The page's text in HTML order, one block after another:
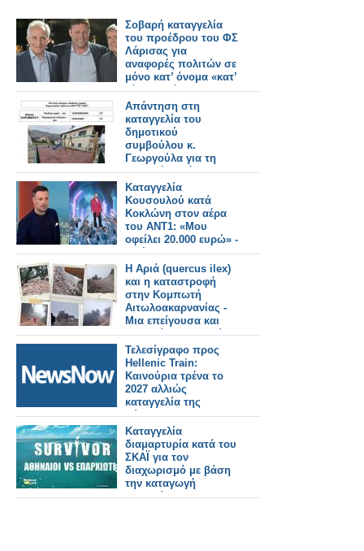
Σοβαρή καταγγελία
του προέδρου του ΦΣ
Λάρισας για
αναφορές πολιτών σε
μόνο κατ’ όνομα «κατ’
οίκον» διάθεση ΦΥΚ
Απάντηση στη
καταγγελία του
δημοτικού
συμβούλου κ.
Γεωργούλα για τη
παιδική χαρά
Αστακού.
Καταγγελία
Κουσουλού κατά
Κοκλώνη στον αέρα
του ΑΝΤ1: «Μου
οφείλει 20.000 ευρώ» -
Τα έχωσε και στην
Σίσσυ Χρηστίδου...
Η Αριά (quercus ilex)
και η καταστροφή
στην Κομπωτή
Αιτωλοακαρνανίας -
Μια επείγουσα και
εναγκαία καταγγελία.
Τελεσίγραφο προς
Hellenic Train:
Καινούρια τρένα το
2027 αλλιώς
καταγγελία της
σύμβασης
Καταγγελία
διαμαρτυρία κατά του
ΣΚΑΪ για τον
διαχωρισμό με βάση
την καταγωγή
(Αθηναίοι και